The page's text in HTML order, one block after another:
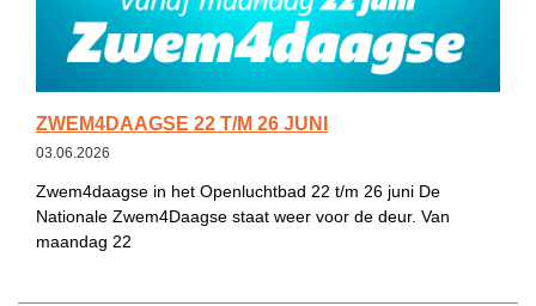
ZWEM4DAAGSE 22 T/M 26 JUNI
03.06.2026
Zwem4daagse in het Openluchtbad 22 t/m 26 juni De
Nationale Zwem4Daagse staat weer voor de deur. Van
maandag 22